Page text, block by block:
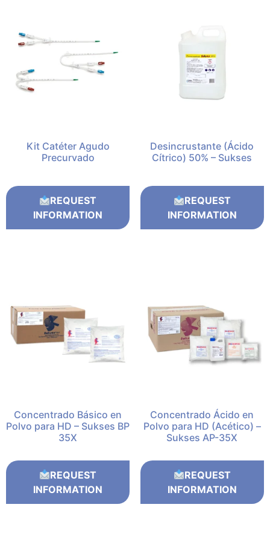
Kit Catéter Agudo
Precurvado
REQUEST
INFORMATION
Desincrustante (Ácido
Cítrico) 50% – Sukses
REQUEST
INFORMATION
Concentrado Básico en
Polvo para HD – Sukses BP
35X
REQUEST
INFORMATION
Concentrado Ácido en
Polvo para HD (Acético) –
Sukses AP-35X
REQUEST
INFORMATION